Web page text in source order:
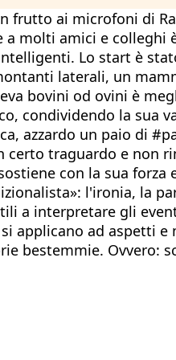
frutto ai microfoni di
a molti amici e
Lo start è
laterali, un
bovini od ovini è
condividendo la sua
azzardo un paio di
certo traguardo e non
con la sua
l'ironia, la
a interpretare gli
applicano ad aspetti e
bestemmie. Ovvero: